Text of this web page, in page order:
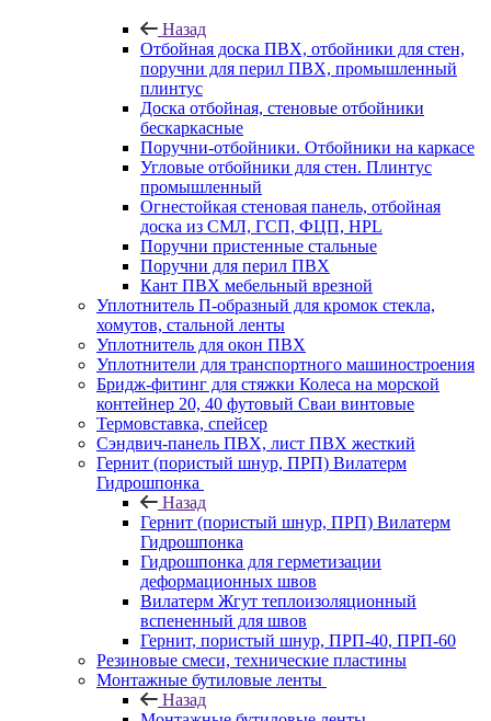
Назад
Отбойная доска ПВХ, отбойники для стен,
поручни для перил ПВХ, промышленный
плинтус
Доска отбойная, стеновые отбойники
бескаркасные
Поручни-отбойники. Отбойники на каркасе
Угловые отбойники для стен. Плинтус
промышленный
Огнестойкая стеновая панель, отбойная
доска из СМЛ, ГСП, ФЦП, HPL
Поручни пристенные стальные
Поручни для перил ПВХ
Кант ПВХ мебельный врезной
Уплотнитель П-образный для кромок стекла,
хомутов, стальной ленты
Уплотнитель для окон ПВХ
Уплотнители для транспортного машиностроения
Бридж-фитинг для стяжки Колеса на морской
контейнер 20, 40 футовый Сваи винтовые
Термовставка, спейсер
Сэндвич-панель ПВХ, лист ПВХ жесткий
Гернит (пористый шнур, ПРП) Вилатерм
Гидрошпонка
Назад
Гернит (пористый шнур, ПРП) Вилатерм
Гидрошпонка
Гидрошпонка для герметизации
деформационных швов
Вилатерм Жгут теплоизоляционный
вспененный для швов
Гернит, пористый шнур, ПРП-40, ПРП-60
Резиновые смеси, технические пластины
Монтажные бутиловые ленты
Назад